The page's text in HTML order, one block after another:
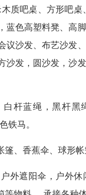
质吧桌、方形吧
色高塑料凳、高
沙发、布艺沙发
发，圆沙发，沙
杆蓝绳，黑杆
铁马。
、香蕉伞、球形帐
外遮阳伞，户外